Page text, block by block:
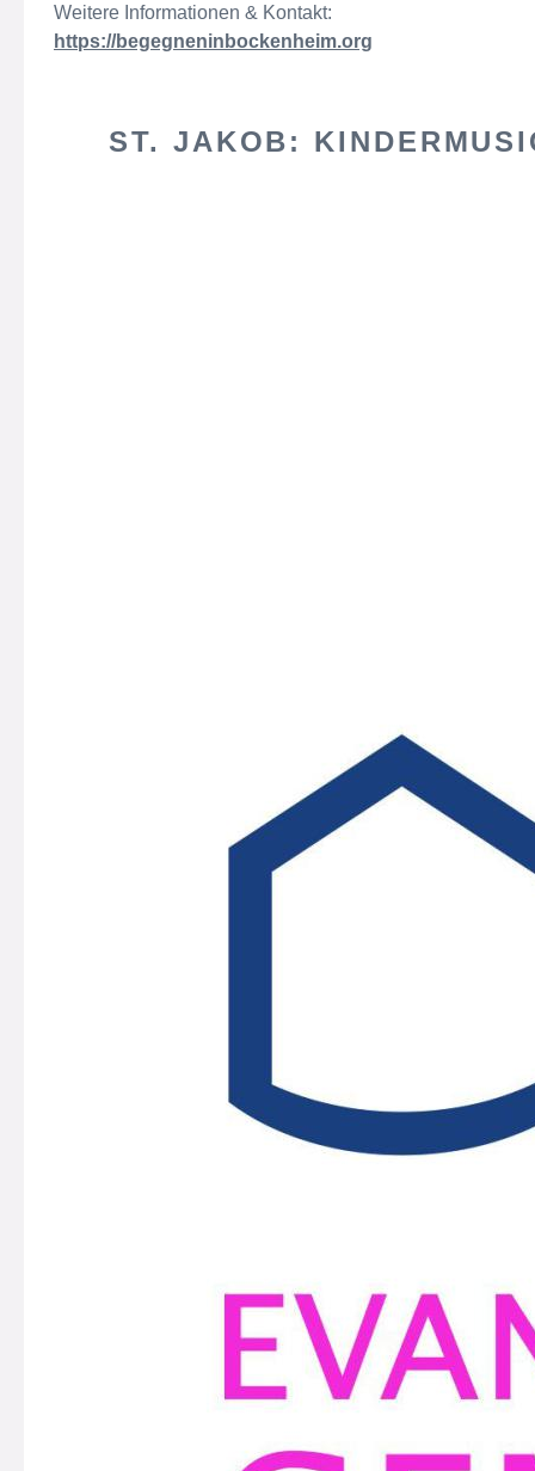
Weitere Informationen & Kontakt:
https://begegneninbockenheim.org
ST. JAKOB: